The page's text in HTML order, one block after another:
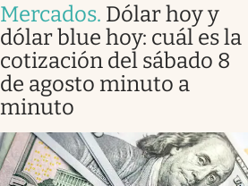
Mercados. Dólar hoy y
dólar blue hoy: cuál es la
cotización del sábado 8
de agosto minuto a
minuto